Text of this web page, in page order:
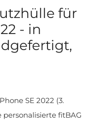
für
- in
SE 2022 (3.
personalisierte fitBAG